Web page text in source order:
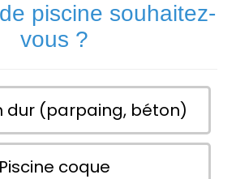
piscine souhaitez-
vous ?
dur (parpaing, béton)
Piscine coque